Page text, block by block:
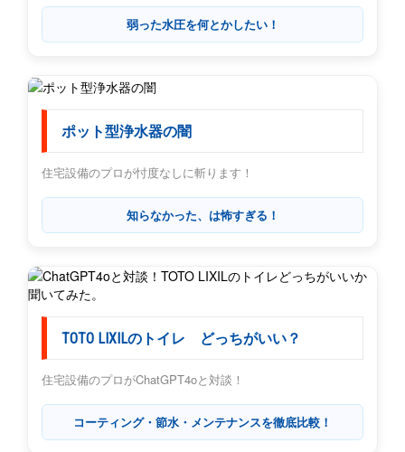
弱った水圧を何とかしたい！
ポット型浄水器の闇
住宅設備のプロが忖度なしに斬ります！
知らなかった、は怖すぎる！
TOTO LIXILのトイレ どっちがいい？
住宅設備のプロがChatGPT4oと対談！
コーティング・節水・メンテナンスを徹底比較！